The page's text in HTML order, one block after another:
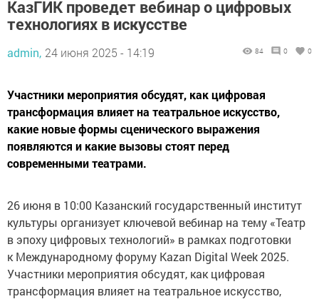
КазГИК проведет вебинар о цифровых
технологиях в искусстве
admin, 24 июня 2025 - 14:19 84 0 0
Участники мероприятия обсудят, как цифровая
трансформация влияет на театральное искусство,
какие новые формы сценического выражения
появляются и какие вызовы стоят перед
современными театрами.
26 июня в 10:00 Казанский государственный институт
культуры организует ключевой вебинар на тему «Театр
в эпоху цифровых технологий» в рамках подготовки
к Международному форуму Kazan Digital Week 2025.
Участники мероприятия обсудят, как цифровая
трансформация влияет на театральное искусство,